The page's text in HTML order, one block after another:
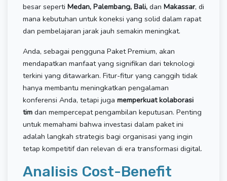
besar seperti Medan, Palembang, Bali, dan Makassar, di
mana kebutuhan untuk koneksi yang solid dalam rapat
dan pembelajaran jarak jauh semakin meningkat.
Anda, sebagai pengguna Paket Premium, akan
mendapatkan manfaat yang signifikan dari teknologi
terkini yang ditawarkan. Fitur-fitur yang canggih tidak
hanya membantu meningkatkan pengalaman
konferensi Anda, tetapi juga memperkuat kolaborasi
tim dan mempercepat pengambilan keputusan. Penting
untuk memahami bahwa investasi dalam paket ini
adalah langkah strategis bagi organisasi yang ingin
tetap kompetitif dan relevan di era transformasi digital.
Analisis Cost-Benefit